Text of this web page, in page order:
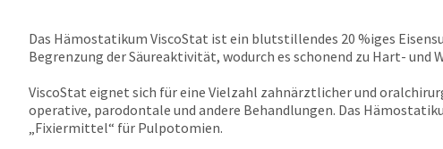
Das Hämostatikum ViscoStat ist ein blutstillendes 20 %iges
Begrenzung der Säureaktivität, wodurch es schonend zu Hart- und
ViscoStat eignet sich für eine Vielzahl zahnärztlicher und
operative, parodontale und andere Behandlungen. Das
„Fixiermittel“ für Pulpotomien.